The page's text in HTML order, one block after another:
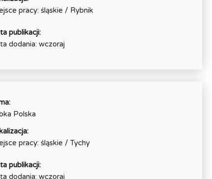
pracy: śląskie / Rybnik
publikacji:
dodania: wczoraj
Polska
pracy: śląskie / Tychy
publikacji:
dodania: wczoraj